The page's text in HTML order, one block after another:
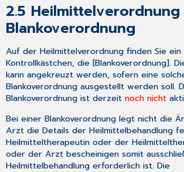
versicherte
Patientinnen
und
Patienten
4.5.1
Ablauf
4.6
Aktualisierung
des
Anforderungskataloges
für
Heilmittel
(Version
2.5
Blankoverordnung
Auf der Heilmittelverordnung finden Sie ein
Kontrollkästchen, die [Blankoverordnung].
kann angekreuzt werden, sofern eine
Blankoverordnung ausgestellt werden soll.
Blankoverordnung ist derzeitnoch nicht
Bei einer Blankoverordnung legt nicht die
Arzt die Details der Heilmittelbehandlung
Heilmitteltherapeutin oder der
oder der Arzt bescheinigen somit
Heilmittelbehandlung erforderlich ist. Die